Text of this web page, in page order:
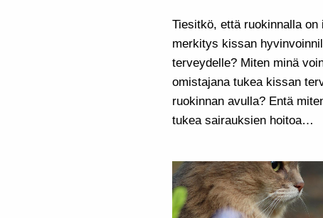
Tiesitkö, että ruokinnalla on
merkitys kissan
terveydelle? Miten minä
omistajana tukea kissan
ruokinnan avulla? Entä
tukea sairauksien hoitoa…